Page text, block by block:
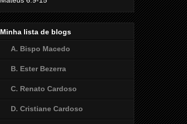
Minha lista de blogs
A. Bispo Macedo
B. Ester Bezerra
C. Renato Cardoso
D. Cristiane Cardoso